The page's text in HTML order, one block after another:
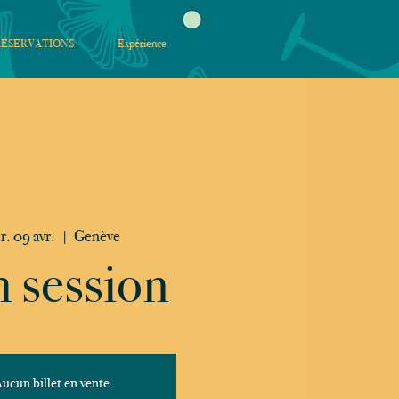
Expérience
09 avr.
  |
Genève
session
billet en vente